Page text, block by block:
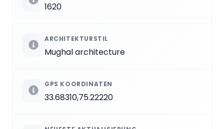
1620
ARCHITEKTURSTIL
Mughal architecture
GPS KOORDINATEN
33.68310,75.22220